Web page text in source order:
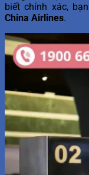
biết chính xác,
China Airlines.